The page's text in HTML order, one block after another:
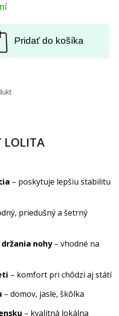
Pridať do košíka
LOLITA
– poskytuje lepšiu stabilitu
priedušný a šetrný
nohy– vhodné na
– komfort pri chôdzi aj státí
– domov, jasle, škôlka
– kvalitná lokálna